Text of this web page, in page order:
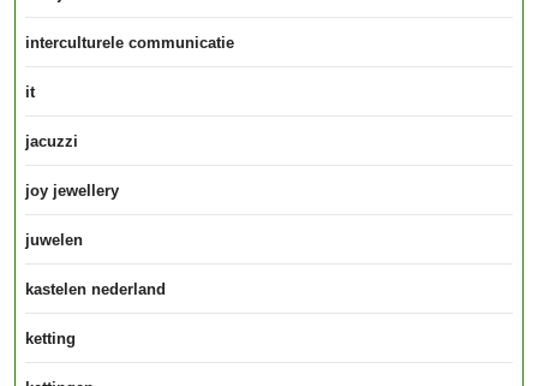
interculturele communicatie
it
jacuzzi
joy jewellery
juwelen
kastelen nederland
ketting